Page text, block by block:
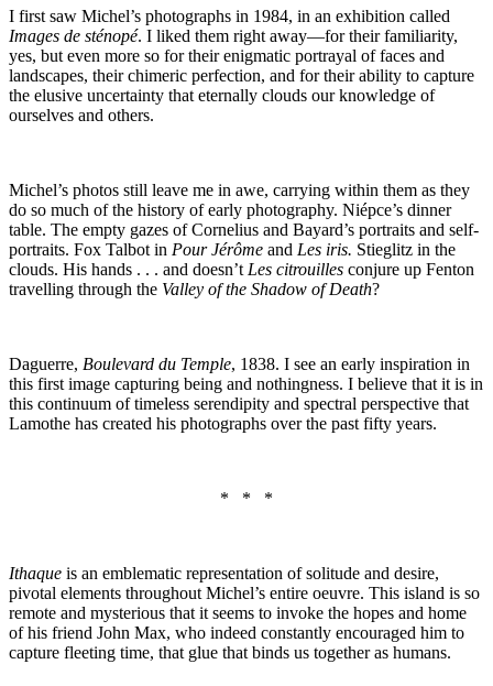
I first saw Michel’s photographs in 1984, in an exhibition called
Images de sténopé. I liked them right away—for their familiarity,
yes, but even more so for their enigmatic portrayal of faces and
landscapes, their chimeric perfection, and for their ability to capture
the elusive uncertainty that eternally clouds our knowledge of
ourselves and others.
Michel’s photos still leave me in awe, carrying within them as they
do so much of the history of early photography. Niépce’s dinner
table. The empty gazes of Cornelius and Bayard’s portraits and self-
portraits. Fox Talbot in Pour Jérôme and Les iris. Stieglitz in the
clouds. His hands . . . and doesn’t Les citrouilles conjure up Fenton
travelling through the Valley of the Shadow of Death?
Daguerre, Boulevard du Temple, 1838. I see an early inspiration in
this first image capturing being and nothingness. I believe that it is in
this continuum of timeless serendipity and spectral perspective that
Lamothe has created his photographs over the past fifty years.
* * *
Ithaque is an emblematic representation of solitude and desire,
pivotal elements throughout Michel’s entire oeuvre. This island is so
remote and mysterious that it seems to invoke the hopes and home
of his friend John Max, who indeed constantly encouraged him to
capture fleeting time, that glue that binds us together as humans.